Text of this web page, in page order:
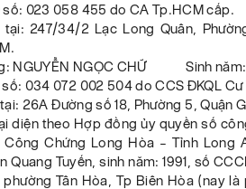
số: 023 058 455 do CA Tp.HCM cấp.
247/34/2 Lạc Long Quân,
NGUYỄN NGỌC CHỮ Sinh năm:
034 072 002 504 do CCS ĐKQL Cư
26A Đường số 18, Phường 5, Quận
diện theo Hợp đồng ủy quyền số
Công Chứng Long Hòa – Tỉnh
Quang Tuyến, sinh năm: 1991, số
Tân Hòa, Tp Biên Hòa (nay